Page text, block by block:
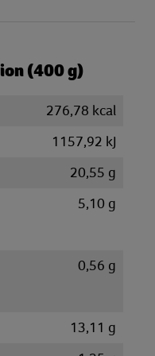
(400 g)
276,78 kcal
1157,92 kJ
20,55 g
5,10 g
0,56 g
13,11 g